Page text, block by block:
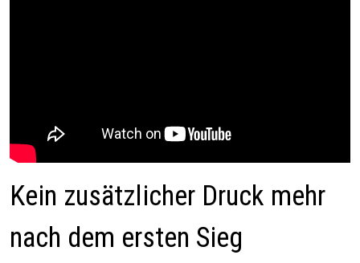
Kein zusätzlicher Druck mehr
nach dem ersten Sieg